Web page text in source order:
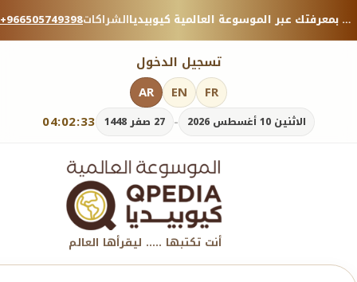
+966505749398الشراكات منصة معرفية موثوقة — شارك بمعرفتك عبر الموسوعة العالمية كيوبيديا.
تسجيل الدخول
04:02:34 الاثنين 10 أغسطس 2026 - 27 صفر 1448
AR EN FR
أنت تكتبها ..... ليقرأها العالم